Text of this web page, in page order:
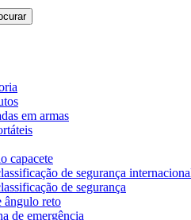
em armas
capacete
de segurança
de segurança
ângulo reto
de emergência